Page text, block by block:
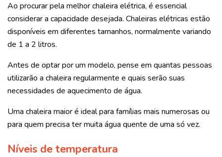
Ao procurar pela melhor chaleira elétrica, é essencial
considerar a capacidade desejada. Chaleiras elétricas estão
disponíveis em diferentes tamanhos, normalmente variando
de 1 a 2 litros.
Antes de optar por um modelo, pense em quantas pessoas
utilizarão a chaleira regularmente e quais serão suas
necessidades de aquecimento de água.
Uma chaleira maior é ideal para famílias mais numerosas ou
para quem precisa ter muita água quente de uma só vez.
Níveis de temperatura